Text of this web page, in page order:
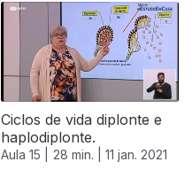
Ciclos de vida diplonte e
haplodiplonte.
Aula 15 | 28 min. | 11 jan. 2021